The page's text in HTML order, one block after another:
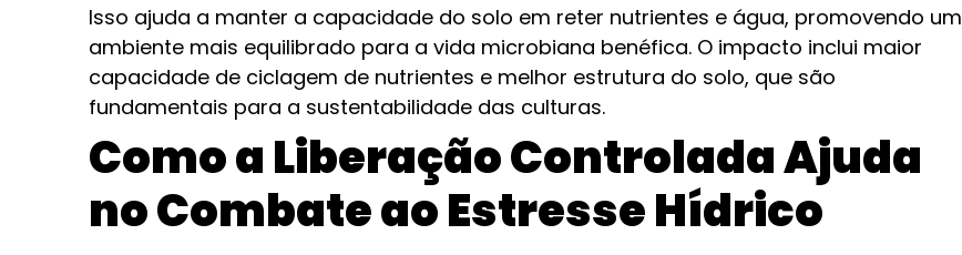
Isso ajuda a manter a capacidade do solo em reter nutrientes e água, promovendo um
ambiente mais equilibrado para a vida microbiana benéfica. O impacto inclui maior
capacidade de ciclagem de nutrientes e melhor estrutura do solo, que são
fundamentais para a sustentabilidade das culturas.
Como a Liberação Controlada Ajuda
no Combate ao Estresse Hídrico